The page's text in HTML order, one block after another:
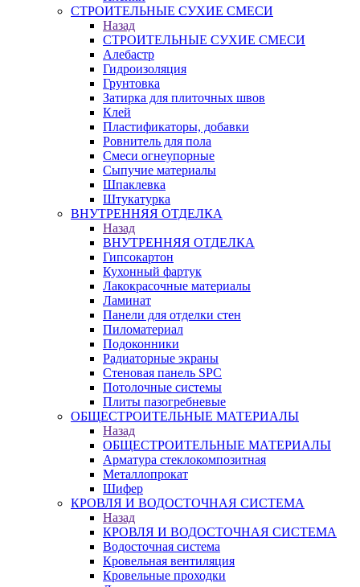
СТРОИТЕЛЬНЫЕ СУХИЕ СМЕСИ
Назад
СТРОИТЕЛЬНЫЕ СУХИЕ СМЕСИ
Алебастр
Гидроизоляция
Грунтовка
Затирка для плиточных швов
Клей
Пластификаторы, добавки
Ровнитель для пола
Смеси огнеупорные
Сыпучие материалы
Шпаклевка
Штукатурка
ВНУТРЕННЯЯ ОТДЕЛКА
Назад
ВНУТРЕННЯЯ ОТДЕЛКА
Гипсокартон
Кухонный фартук
Лакокрасочные материалы
Ламинат
Панели для отделки стен
Пиломатериал
Подоконники
Радиаторные экраны
Стеновая панель SPC
Потолочные системы
Плиты пазогребневые
ОБЩЕСТРОИТЕЛЬНЫЕ МАТЕРИАЛЫ
Назад
ОБЩЕСТРОИТЕЛЬНЫЕ МАТЕРИАЛЫ
Арматура стеклокомпозитная
Металлопрокат
Шифер
КРОВЛЯ И ВОДОСТОЧНАЯ СИСТЕМА
Назад
КРОВЛЯ И ВОДОСТОЧНАЯ СИСТЕМА
Водосточная система
Кровельная вентиляция
Кровельные проходки